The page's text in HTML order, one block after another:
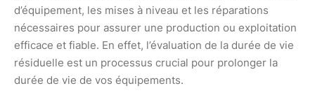
d’équipement, les mises à niveau et les réparations
nécessaires pour assurer une production ou exploitation
efficace et fiable. En effet, l’évaluation de la durée de vie
résiduelle est un processus crucial pour prolonger la
durée de vie de vos équipements.